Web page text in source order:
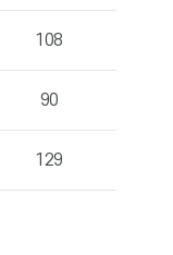
108
90
129